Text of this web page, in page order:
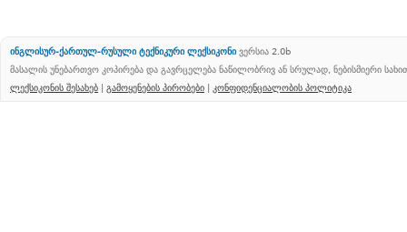
ინგლისურ-ქართულ-რუსული ტექნიკური ლექსიკონი ვერსია 2.0b
მასალის უნებართვო კოპირება და გავრცელება ნაწილობრივ ან სრულად, ნებისმიერი
ლექსიკონის შესახებ | გამოყენების პირობები | კონფიდენციალობის პოლიტიკა